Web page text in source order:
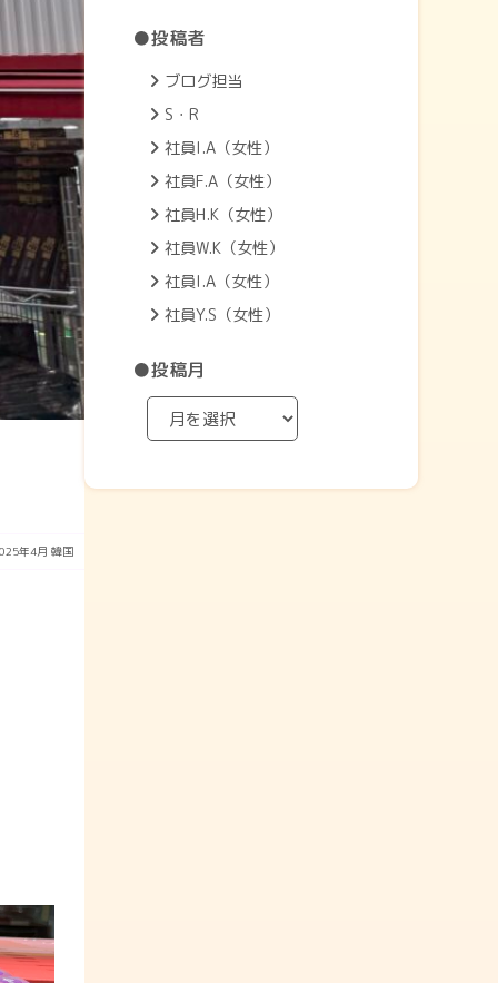
年4月 韓国
●投稿者
ブログ担当
S・R
社員I.A（女性）
社員F.A（女性）
社員H.K（女性）
社員W.K（女性）
社員I.A（女性）
社員Y.S（女性）
●投稿月